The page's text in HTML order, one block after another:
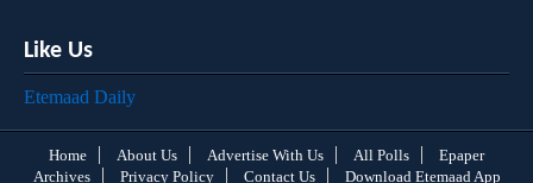
Like Us
Etemaad Daily
Home About Us Advertise With Us All Polls
Epaper
Archives
Privacy Policy Contact Us Download Etemaad App